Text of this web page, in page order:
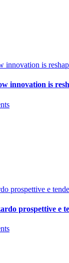
innovation is
innovation is
prospettive e
prospettive e